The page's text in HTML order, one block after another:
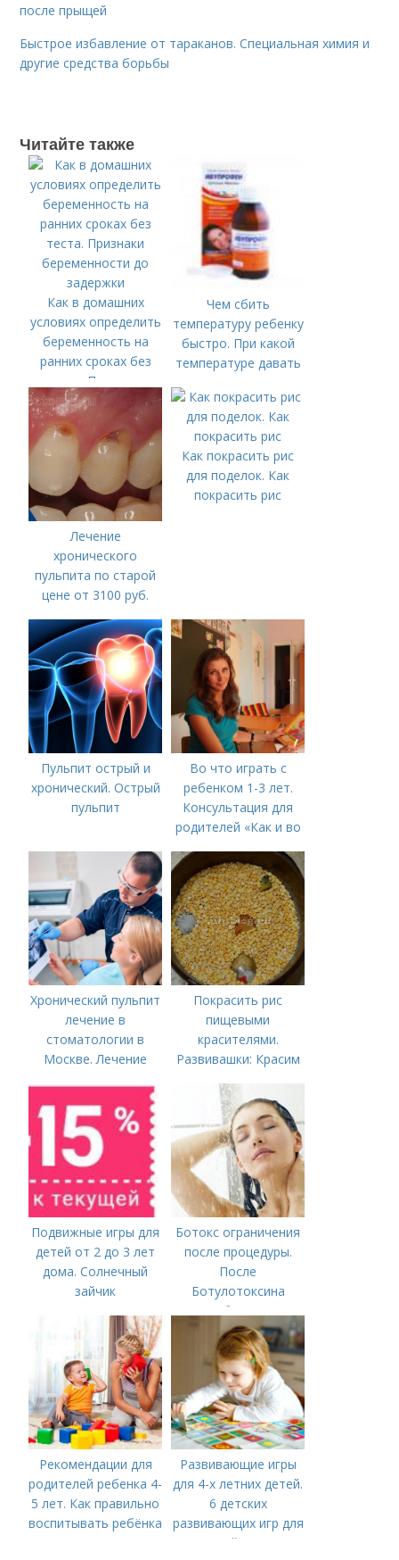
после прыщей
Быстрое избавление от тараканов. Специальная химия и
другие средства борьбы
Читайте также
Как в домашних
условиях определить
беременность на
ранних сроках без
теста. Признаки
беременности до
задержки
Чем сбить
температуру ребенку
быстро. При какой
температуре давать
ребенку?
Лечение
хронического
пульпита по старой
цене от 3100 руб.
цена
Как покрасить рис
для поделок. Как
покрасить рис
Пульпит острый и
хронический. Острый
пульпит
Во что играть с
ребенком 1-3 лет.
Консультация для
родителей «Как и во
ребенком от 1,5 до 3
лет»
Хронический пульпит
лечение в
стоматологии в
Москве. Лечение
Московской области
Покрасить рис
пищевыми
красителями.
Развивашки: Красим
сенсорных
коробочек.
Подвижные игры для
детей от 2 до 3 лет
дома. Солнечный
зайчик
Ботокс ограничения
после процедуры.
После
Ботулотоксина
необходимо
Рекомендации для
родителей ребенка 4-
5 лет. Как правильно
воспитывать ребёнка
Развивающие игры
для 4-х летних детей.
6 детских
развивающих игр для
детей 4 лет